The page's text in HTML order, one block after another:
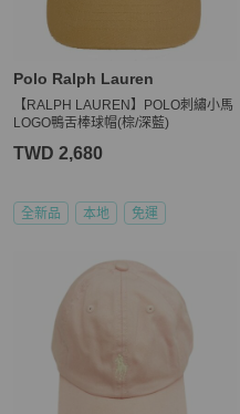
Polo Ralph Lauren
【RALPH LAUREN】POLO刺繡小馬
LOGO鴨舌棒球帽(棕/深藍)
TWD 2,680
全新品 本地 免運